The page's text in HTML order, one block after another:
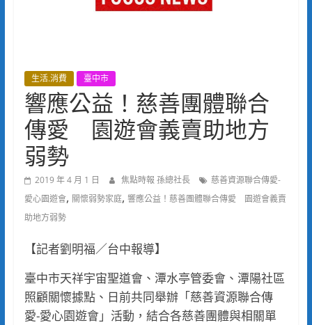
生活.消費 臺中市
響應公益！慈善團體聯合
傳愛 園遊會義賣助地方
弱勢
2019 年 4 月 1 日 焦點時報 孫總社長
慈善資源聯合傳愛-
愛心園遊會, 關懷弱勢家庭, 響應公益！慈善團體聯合傳愛 園遊會義賣
助地方弱勢
【記者劉明福／台中報導】
臺中市天祥宇宙聖道會、潭水亭管委會、潭陽社區
照顧關懷據點、日前共同舉辦「慈善資源聯合傳
愛-愛心園遊會」活動，結合各慈善團體與相關單